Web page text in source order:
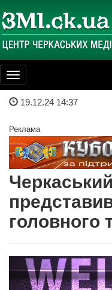
Toggle
navigation
19.12.24 14:37
Реклама
головного